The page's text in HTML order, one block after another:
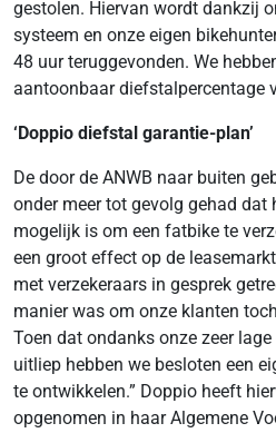
gestolen. Hiervan wordt dankzij
systeem en onze eigen
48 uur teruggevonden. We
aantoonbaar diefstalpercentage
‘Doppio diefstal garantie-plan’
De door de ANWB naar buiten
onder meer tot gevolg gehad dat
mogelijk is om een fatbike te
een groot effect op de
met verzekeraars in gesprek
manier was om onze klanten
Toen dat ondanks onze zeer
uitliep hebben we besloten een
te ontwikkelen.” Doppio heeft
opgenomen in haar Algemene